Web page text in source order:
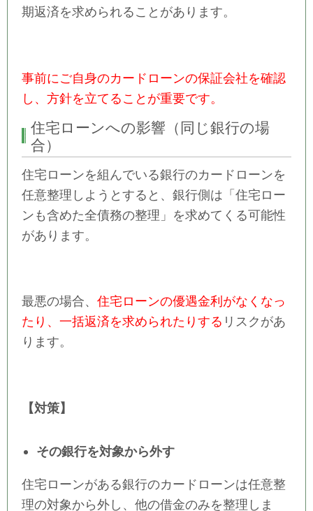
期返済を求められることがあります。
事前にご自身のカードローンの保証会社を確認
し、方針を立てることが重要です。
住宅ローンへの影響（同じ銀行の場
合）
住宅ローンを組んでいる銀行のカードローンを
任意整理しようとすると、銀行側は「住宅ロー
ンも含めた全債務の整理」を求めてくる可能性
があります。
最悪の場合、 住宅ローンの優遇金利がなくなっ
たり、一括返済を求められたりする リスクがあ
ります。
【対策】
その銀行を対象から外す
住宅ローンがある銀行のカードローンは任意整
理の対象から外し、他の借金のみを整理しま